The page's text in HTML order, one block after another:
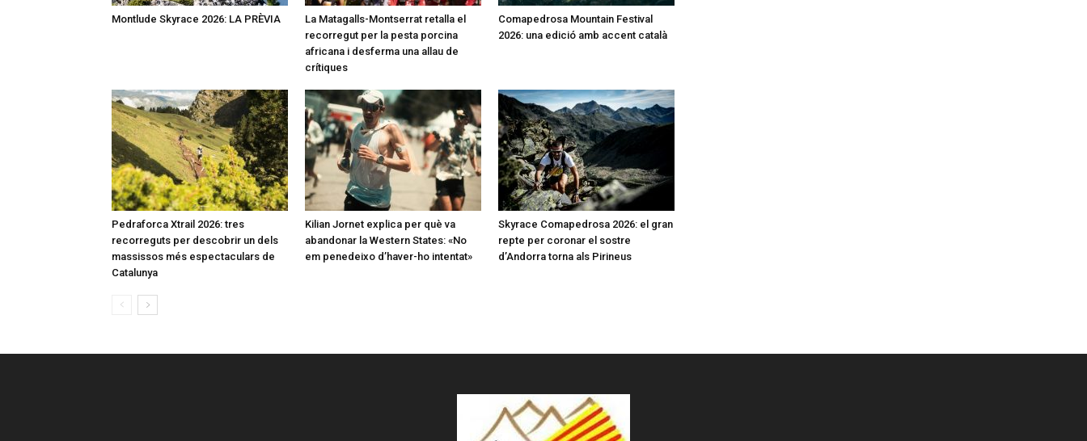
Montlude Skyrace 2026: LA PRÈVIA
La Matagalls-Montserrat retalla el
recorregut per la pesta porcina
africana i desferma una allau de
crítiques
Comapedrosa Mountain Festival
2026: una edició amb accent català
Pedraforca Xtrail 2026: tres
recorreguts per descobrir un dels
massissos més espectaculars de
Catalunya
Kilian Jornet explica per què va
abandonar la Western States: «No
em penedeixo d’haver-ho intentat»
Skyrace Comapedrosa 2026: el gran
repte per coronar el sostre
d’Andorra torna als Pirineus